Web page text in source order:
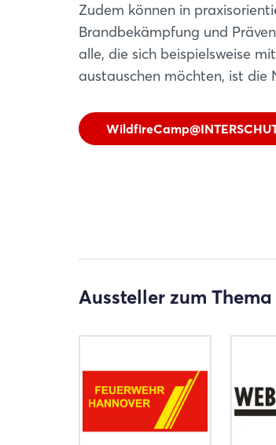
Zudem können in
Brandbekämpfung und
alle, die sich beispielsweise
austauschen möchten, ist die
Aussteller zum Thema